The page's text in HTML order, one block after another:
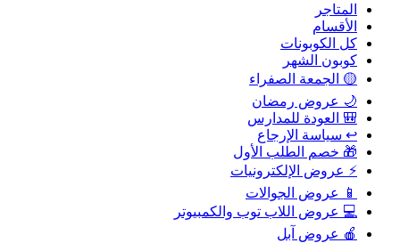
المتاجر
الأقسام
كل الكوبونات
كوبون الشهر
🟡 الجمعة الصفراء
🌙 عروض رمضان
🎒 العودة للمدارس
↩️ سياسة الإرجاع
🎁 خصم الطلب الأول
⚡ عروض الإلكترونيات
📱 عروض الجوالات
💻 عروض اللاب توب والكمبيوتر
🍎 عروض آبل